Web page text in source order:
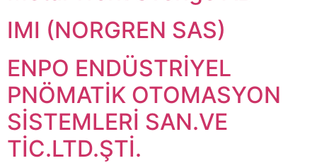
IMI (NORGREN SAS)
ENPO ENDÜSTRİYEL
PNÖMATİK OTOMASYON
SİSTEMLERİ SAN.VE
TİC.LTD.ŞTİ.